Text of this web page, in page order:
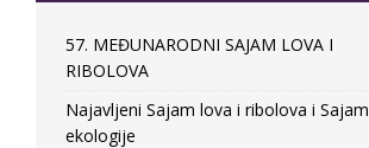
57. MEĐUNARODNI SAJAM LOVA I
RIBOLOVA
Najavljeni Sajam lova i ribolova i Sajam
ekologije